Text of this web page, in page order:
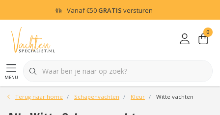
Vanaf€50 GRATIS versturen
menu
0
Terug naar home Schapenvachten Kleur Witte vachten